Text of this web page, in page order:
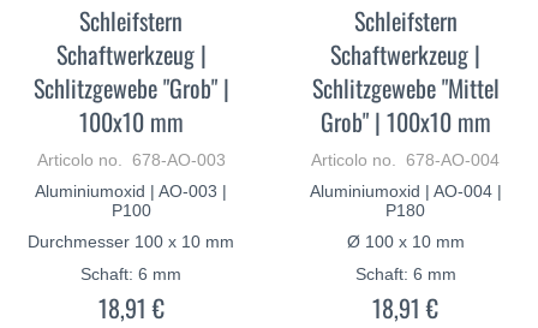
Schleifstern
Schaftwerkzeug |
Schlitzgewebe "Grob" |
100x10 mm
Articolo no. 678-AO-003
Aluminiumoxid | AO-003 |
P100
Durchmesser 100 x 10 mm
Schaft: 6 mm
18,91 €
Schleifstern
Schaftwerkzeug |
Schlitzgewebe "Mittel
Grob" | 100x10 mm
Articolo no. 678-AO-004
Aluminiumoxid | AO-004 |
P180
Ø 100 x 10 mm
Schaft: 6 mm
18,91 €